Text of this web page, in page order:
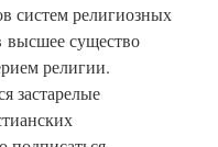
систем религиозных
высшее существо
религии.
застарелые